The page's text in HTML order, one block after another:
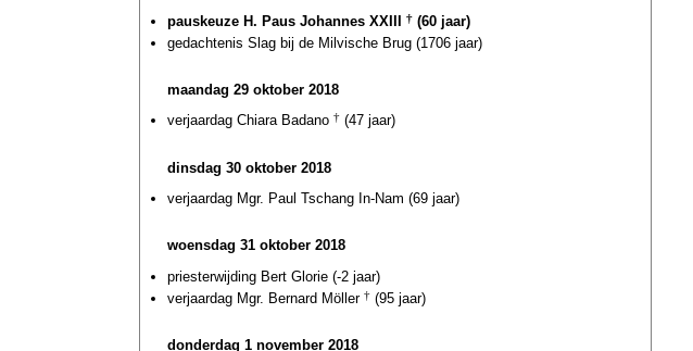
pauskeuze H. Paus Johannes XXIII † (60 jaar)
gedachtenis Slag bij de Milvische Brug (1706 jaar)
maandag 29 oktober 2018
verjaardag Chiara Badano † (47 jaar)
dinsdag 30 oktober 2018
verjaardag Mgr. Paul Tschang In-Nam (69 jaar)
woensdag 31 oktober 2018
priesterwijding Bert Glorie (-2 jaar)
verjaardag Mgr. Bernard Möller † (95 jaar)
donderdag 1 november 2018